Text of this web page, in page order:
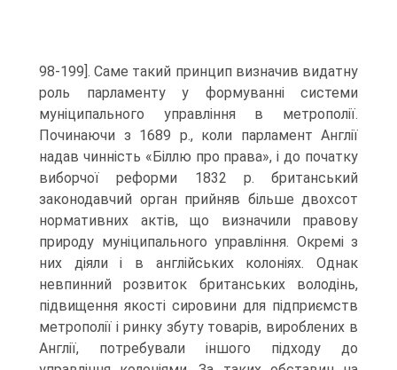
98-199]. Саме такий принцип визначив видатну
роль парламенту у формуванні системи
муніципального управління в метрополії.
Починаючи з 1689 р., коли парламент Англії
надав чинність «Біллю про права», і до початку
виборчої реформи 1832 р. британський
законодавчий орган прийняв більше двохсот
нормативних актів, що визначили правову
природу муніципального управління. Окремі з
них діяли і в англійських колоніях. Однак
невпинний розвиток британських володінь,
підвищення якості сировини для підприємств
метрополії і ринку збуту товарів, вироблених в
Англії, потребували іншого підходу до